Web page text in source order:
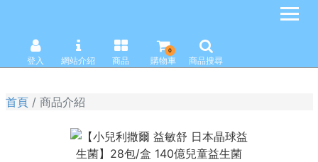
登入 網站介紹 商品 購物車
0
商品搜尋
首頁 商品介紹